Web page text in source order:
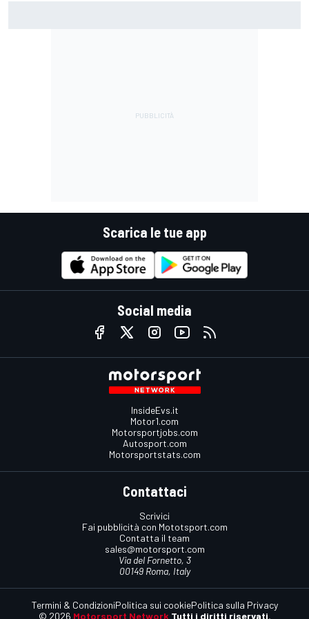
Scarica le tue app
Social media
InsideEvs.it
Motor1.com
Motorsportjobs.com
Autosport.com
Motorsportstats.com
Contattaci
Scrivici
Fai pubblicità con Mototsport.com
Contatta il team
sales@motorsport.com
Via del Fornetto, 3
00149 Roma, Italy
© 2026 Motorsport Network Tutti i diritti riservati.
Termini & CondizioniPolitica sui cookiePolitica sulla Privacy